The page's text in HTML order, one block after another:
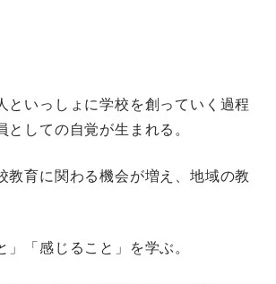
といっしょに学校を創っていく過程
としての自覚が生まれる。
教育に関わる機会が増え、地域の教
」「感じること」を学ぶ。